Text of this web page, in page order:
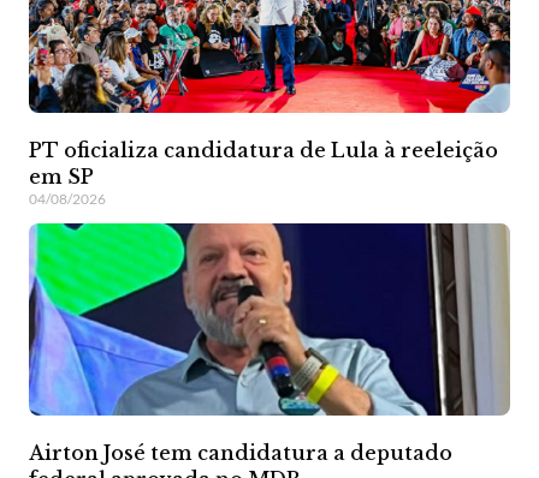
PT oficializa candidatura de Lula à reeleição
em SP
04/08/2026
Airton José tem candidatura a deputado